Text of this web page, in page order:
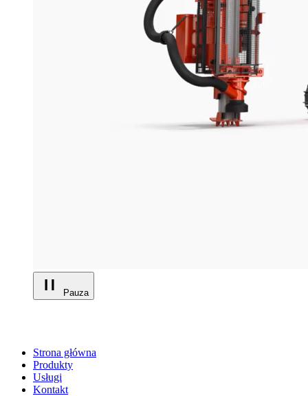
Pauza
Strona główna
Produkty
Usługi
Kontakt